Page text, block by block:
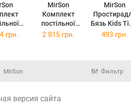
MirSon
Комплект
постільної
білизни
MirSon
Бязь Kids
17-0781
грн. 2 815 грн. 493 грн.
MirSon Фильтр
версия сайта